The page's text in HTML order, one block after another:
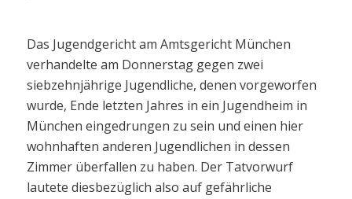
Das Jugendgericht am Amtsgericht München
verhandelte am Donnerstag gegen zwei
siebzehnjährige Jugendliche, denen vorgeworfen
wurde, Ende letzten Jahres in ein Jugendheim in
München eingedrungen zu sein und einen hier
wohnhaften anderen Jugendlichen in dessen
Zimmer überfallen zu haben. Der Tatvorwurf
lautete diesbezüglich also auf gefährliche